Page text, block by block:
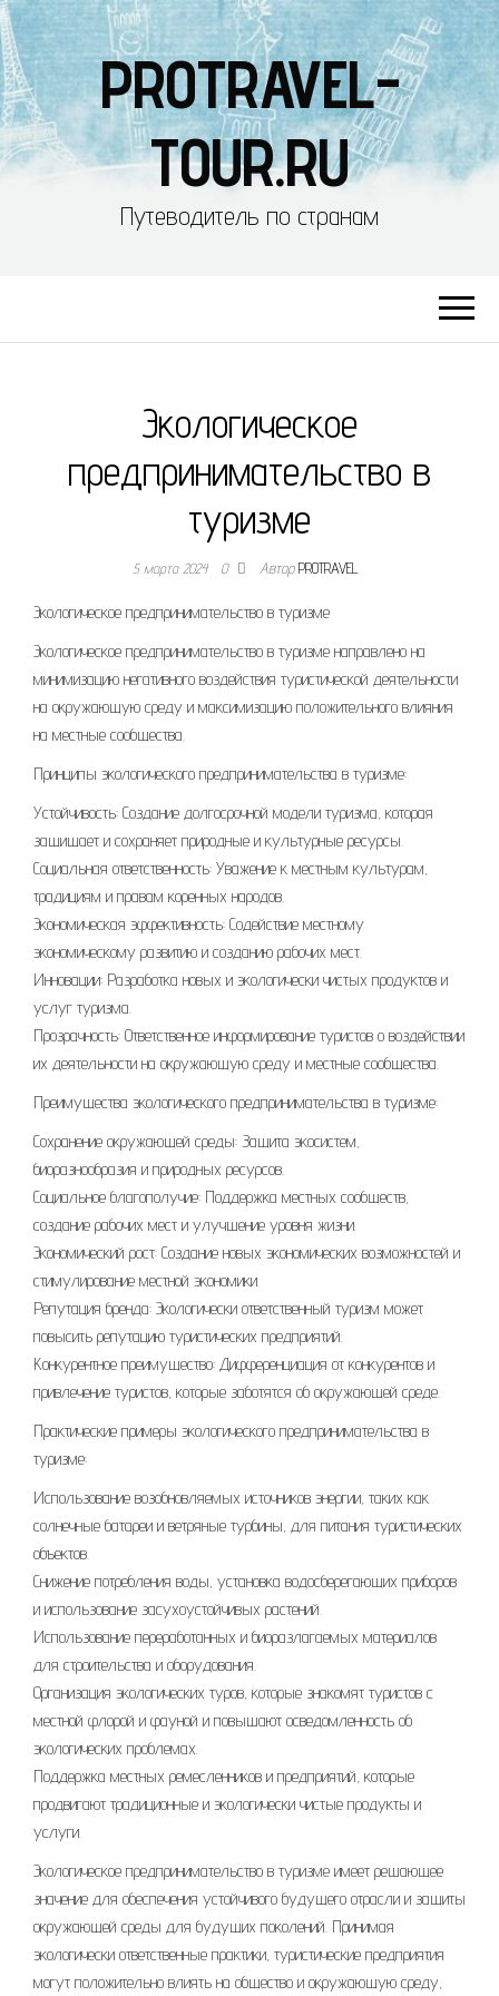
PROTRAVEL-
TOUR.RU
Путеводитель по странам
Экологическое
предпринимательство в
туризме
5 марта 2024 0 АвторPROTRAVEL
Экологическое предпринимательство в туризме
Экологическое предпринимательство в туризме направлено на
минимизацию негативного воздействия туристической деятельности
на окружающую среду и максимизацию положительного влияния
на местные сообщества.
Принципы экологического предпринимательства в туризме:
Устойчивость: Создание долгосрочной модели туризма, которая
защищает и сохраняет природные и культурные ресурсы.
Социальная ответственность: Уважение к местным культурам,
традициям и правам коренных народов.
Экономическая эффективность: Содействие местному
экономическому развитию и созданию рабочих мест.
Инновации: Разработка новых и экологически чистых продуктов и
услуг туризма.
Прозрачность: Ответственное информирование туристов о воздействии
их деятельности на окружающую среду и местные сообщества.
Преимущества экологического предпринимательства в туризме:
Сохранение окружающей среды: Защита экосистем,
биоразнообразия и природных ресурсов.
Социальное благополучие: Поддержка местных сообществ,
создание рабочих мест и улучшение уровня жизни.
Экономический рост: Создание новых экономических возможностей и
стимулирование местной экономики.
Репутация бренда: Экологически ответственный туризм может
повысить репутацию туристических предприятий.
Конкурентное преимущество: Дифференциация от конкурентов и
привлечение туристов, которые заботятся об окружающей среде.
Практические примеры экологического предпринимательства в
туризме:
Использование возобновляемых источников энергии, таких как
солнечные батареи и ветряные турбины, для питания туристических
объектов.
Снижение потребления воды, установка водосберегающих приборов
и использование засухоустойчивых растений.
Использование переработанных и биоразлагаемых материалов
для строительства и оборудования.
Организация экологических туров, которые знакомят туристов с
местной флорой и фауной и повышают осведомленность об
экологических проблемах.
Поддержка местных ремесленников и предприятий, которые
продвигают традиционные и экологически чистые продукты и
услуги.
Экологическое предпринимательство в туризме имеет решающее
значение для обеспечения устойчивого будущего отрасли и защиты
окружающей среды для будущих поколений. Принимая
экологически ответственные практики, туристические предприятия
могут положительно влиять на общество и окружающую среду,